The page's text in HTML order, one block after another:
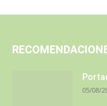
05/08/